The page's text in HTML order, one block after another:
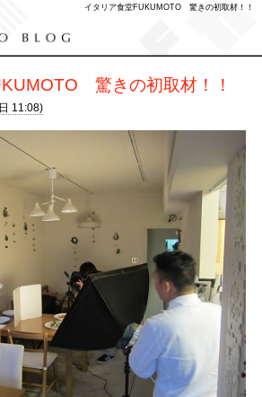
イタリア食堂FUKUMOTO 驚きの初取材！！
驚きの初取材！！
11:08)